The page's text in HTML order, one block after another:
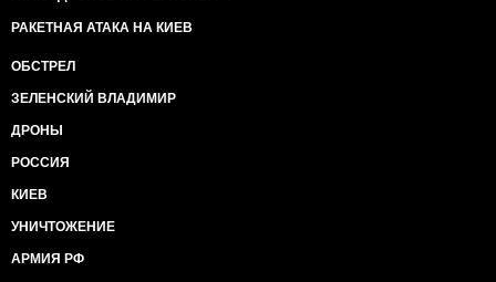
РАКЕТНАЯ АТАКА НА КИЕВ
ОБСТРЕЛ
ЗЕЛЕНСКИЙ ВЛАДИМИР
ДРОНЫ
РОССИЯ
КИЕВ
УНИЧТОЖЕНИЕ
АРМИЯ РФ